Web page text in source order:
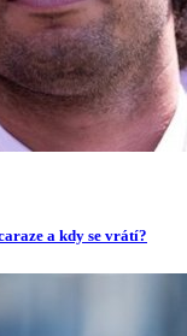
a kdy se vrátí?